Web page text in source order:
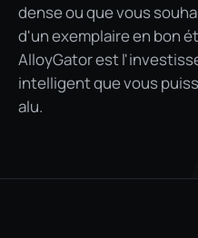
dense ou que vous
d'un exemplaire en bon
AlloyGator est
intelligent que vous
alu.